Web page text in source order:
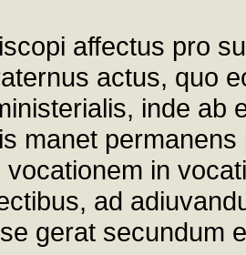
affectus pro
actus, quo
inde ab
manet
vocationem in
ad
gerat secundum